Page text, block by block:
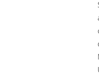
Fatigue,
même
carence